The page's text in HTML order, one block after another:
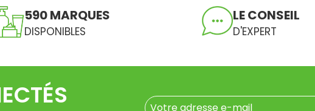
590 MARQUES
DISPONIBLES
LE CONSEIL
D'EXPERT